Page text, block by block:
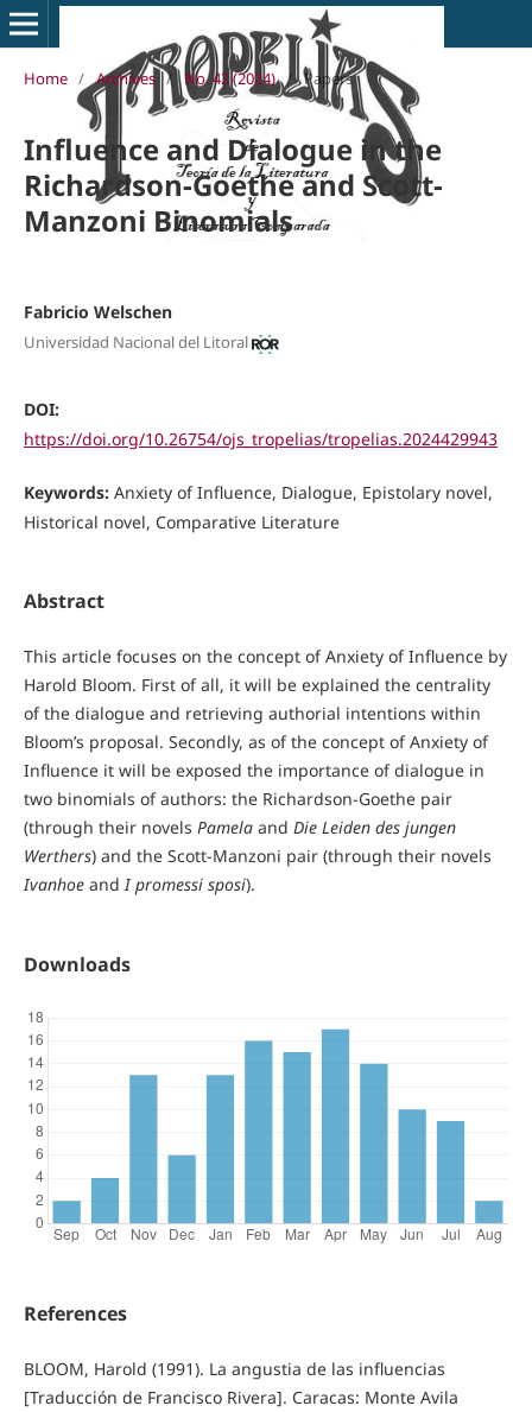
Home / Archives / No. 42 (2024) / Papers
Influence and Dialogue in the
Richardson-Goethe and Scott-
Manzoni Binomials
Fabricio Welschen
Universidad Nacional del Litoral
DOI:
https://doi.org/10.26754/ojs_tropelias/tropelias.2024429943
Keywords: Anxiety of Influence, Dialogue, Epistolary novel,
Historical novel, Comparative Literature
Abstract
This article focuses on the concept of Anxiety of Influence by
Harold Bloom. First of all, it will be explained the centrality
of the dialogue and retrieving authorial intentions within
Bloom’s proposal. Secondly, as of the concept of Anxiety of
Influence it will be exposed the importance of dialogue in
two binomials of authors: the Richardson-Goethe pair
(through their novels Pamelaand Die Leiden des jungen
Werthers) and the Scott-Manzoni pair (through their novels
Ivanhoeand I promessi sposi).
Downloads
References
BLOOM, Harold (1991). La angustia de las influencias
[Traducción de Francisco Rivera]. Caracas: Monte Avila